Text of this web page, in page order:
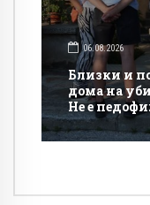
06.08.2026
Близки и
дома на
Не е